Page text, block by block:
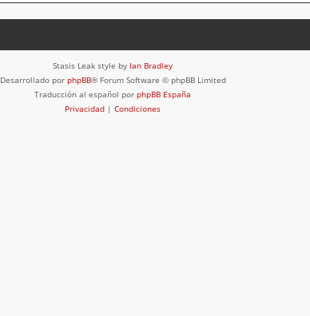
Stasis Leak style by Ian Bradley
Desarrollado por phpBB® Forum Software © phpBB Limited
Traducción al español por phpBB España
Privacidad | Condiciones